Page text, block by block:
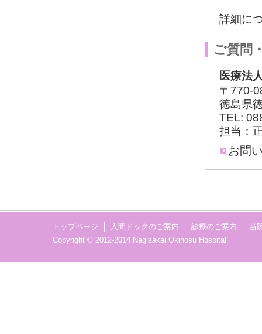
詳細に
ご質問
医療法
〒770-
徳島県
TEL:
担当：
お問
トップページ 人間ドックのご案内 診療のご案内
当
Copyright © 2012-2014 Nagisakai Okinosu Hospital